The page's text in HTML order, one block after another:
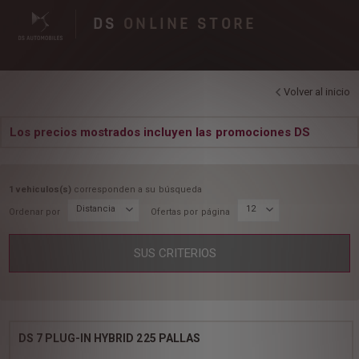
DS ONLINE STORE
Volver al inicio
Los precios mostrados incluyen las promociones DS
1 vehiculos(s) corresponden a su búsqueda
Ordenar por Distancia Ofertas por página 12
SUS CRITERIOS
DS 7 PLUG-IN HYBRID 225 PALLAS